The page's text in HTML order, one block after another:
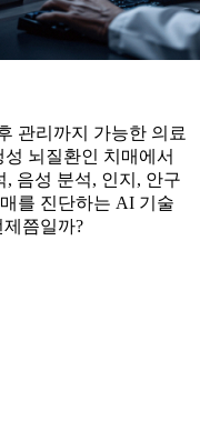
관리까지 가능한 의료
뇌질환인 치매에서
음성 분석, 인지, 안구
를 진단하는 AI 기술
쯤일까?